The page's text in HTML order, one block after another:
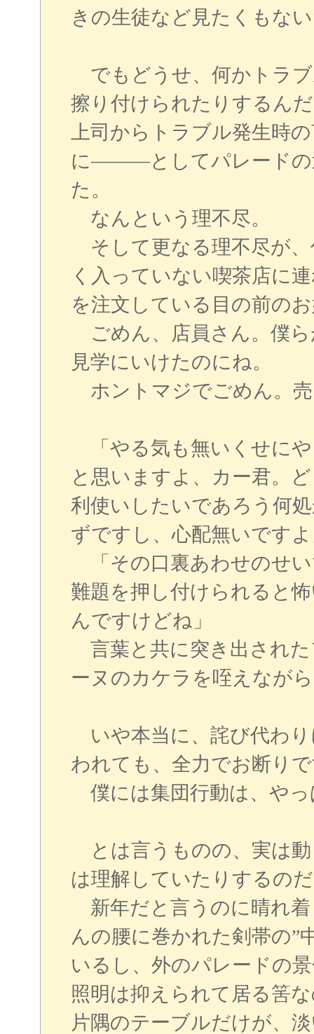
きの生徒など見たくもな
でもどうせ、何かトラ
擦り付けられたりするん
上司からトラブル発生
に―――としてパレードの
た。
なんという理不尽。
そして更なる理不尽が
く入っていない喫茶店に
を注文している目の前の
ごめん、店員さん。僕
見学にいけたのにね。
ホントマジでごめん。
「やる気も無いくせに
と思いますよ、カー君。
利使いしたいであろう何
ずですし、心配無いです
「その口裏あわせのせ
難題を押し付けられると
んですけどね」
言葉と共に突き出され
ーヌのカケラを咥えなが
いや本当に、詫び代わ
われても、全力でお断り
僕には集団行動は、や
とは言うものの、実は
は理解していたりするの
新年だと言うのに晴れ
んの腰に巻かれた剣帯の”
いるし、外のパレードの
照明は抑えられて居る筈
片隅のテーブルだけが、